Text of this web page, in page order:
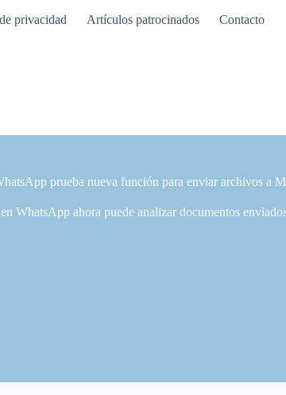
privacidad Artículos patrocinados Contacto
prueba nueva función para enviar archivos a
WhatsApp ahora puede analizar documentos